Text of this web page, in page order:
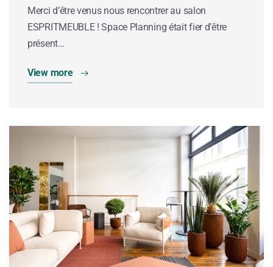
Merci d’être venus nous rencontrer au salon
ESPRITMEUBLE ! Space Planning était fier d’être
présent…
View more